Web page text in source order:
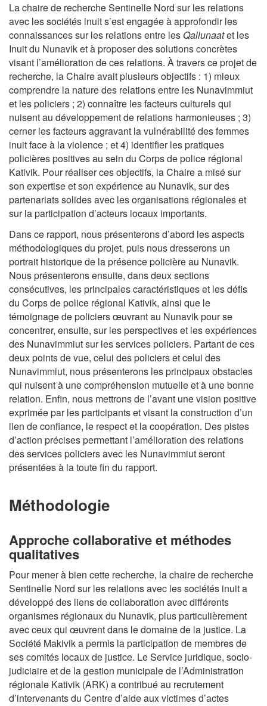
La chaire de recherche Sentinelle Nord sur les relations
avec les sociétés inuit s’est engagée à approfondir les
connaissances sur les relations entre les Qallunaatet les
Inuit du Nunavik et à proposer des solutions concrètes
visant l’amélioration de ces relations. À travers ce projet de
recherche, la Chaire avait plusieurs objectifs : 1) mieux
comprendre la nature des relations entre les Nunavimmiut
et les policiers ; 2) connaître les facteurs culturels qui
nuisent au développement de relations harmonieuses ; 3)
cerner les facteurs aggravant la vulnérabilité des femmes
inuit face à la violence ; et 4) identifier les pratiques
policières positives au sein du Corps de police régional
Kativik. Pour réaliser ces objectifs, la Chaire a misé sur
son expertise et son expérience au Nunavik, sur des
partenariats solides avec les organisations régionales et
sur la participation d’acteurs locaux importants.
Dans ce rapport, nous présenterons d’abord les aspects
méthodologiques du projet, puis nous dresserons un
portrait historique de la présence policière au Nunavik.
Nous présenterons ensuite, dans deux sections
consécutives, les principales caractéristiques et les défis
du Corps de police régional Kativik, ainsi que le
témoignage de policiers œuvrant au Nunavik pour se
concentrer, ensuite, sur les perspectives et les expériences
des Nunavimmiut sur les services policiers. Partant de ces
deux points de vue, celui des policiers et celui des
Nunavimmiut, nous présenterons les principaux obstacles
qui nuisent à une compréhension mutuelle et à une bonne
relation. Enfin, nous mettrons de l’avant une vision positive
exprimée par les participants et visant la construction d’un
lien de confiance, le respect et la coopération. Des pistes
d’action précises permettant l’amélioration des relations
des services policiers avec les Nunavimmiut seront
présentées à la toute fin du rapport.
Méthodologie
Approche collaborative et méthodes
qualitatives
Pour mener à bien cette recherche, la chaire de recherche
Sentinelle Nord sur les relations avec les sociétés inuit a
développé des liens de collaboration avec différents
organismes régionaux du Nunavik, plus particulièrement
avec ceux qui œuvrent dans le domaine de la justice. La
Société Makivik a permis la participation de membres de
ses comités locaux de justice. Le Service juridique, socio-
judiciaire et de la gestion municipale de l’Administration
régionale Kativik (ARK) a contribué au recrutement
d’intervenants du Centre d’aide aux victimes d’actes